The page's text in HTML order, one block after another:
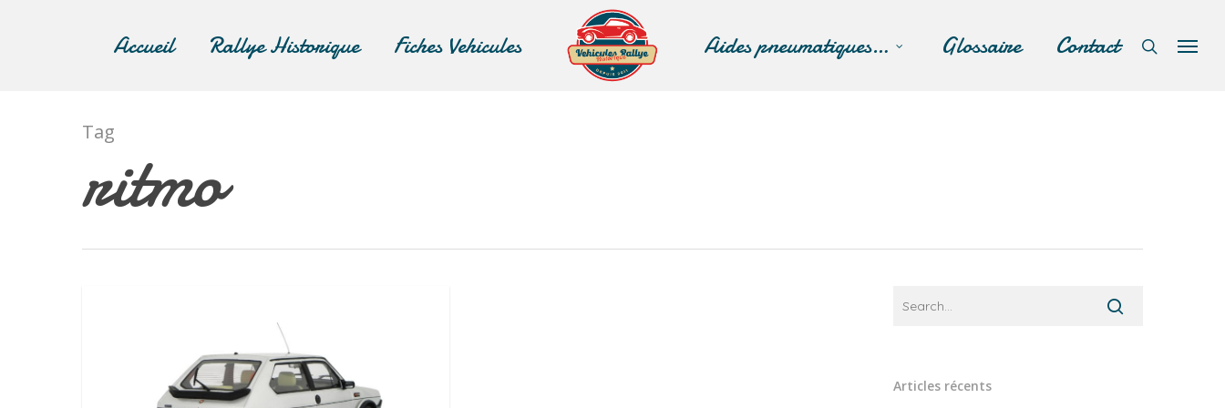
Accueil Rallye Historique Fiches Vehicules Aides pneumatiques… Glossaire Contact
Tag
ritmo
Articles récents